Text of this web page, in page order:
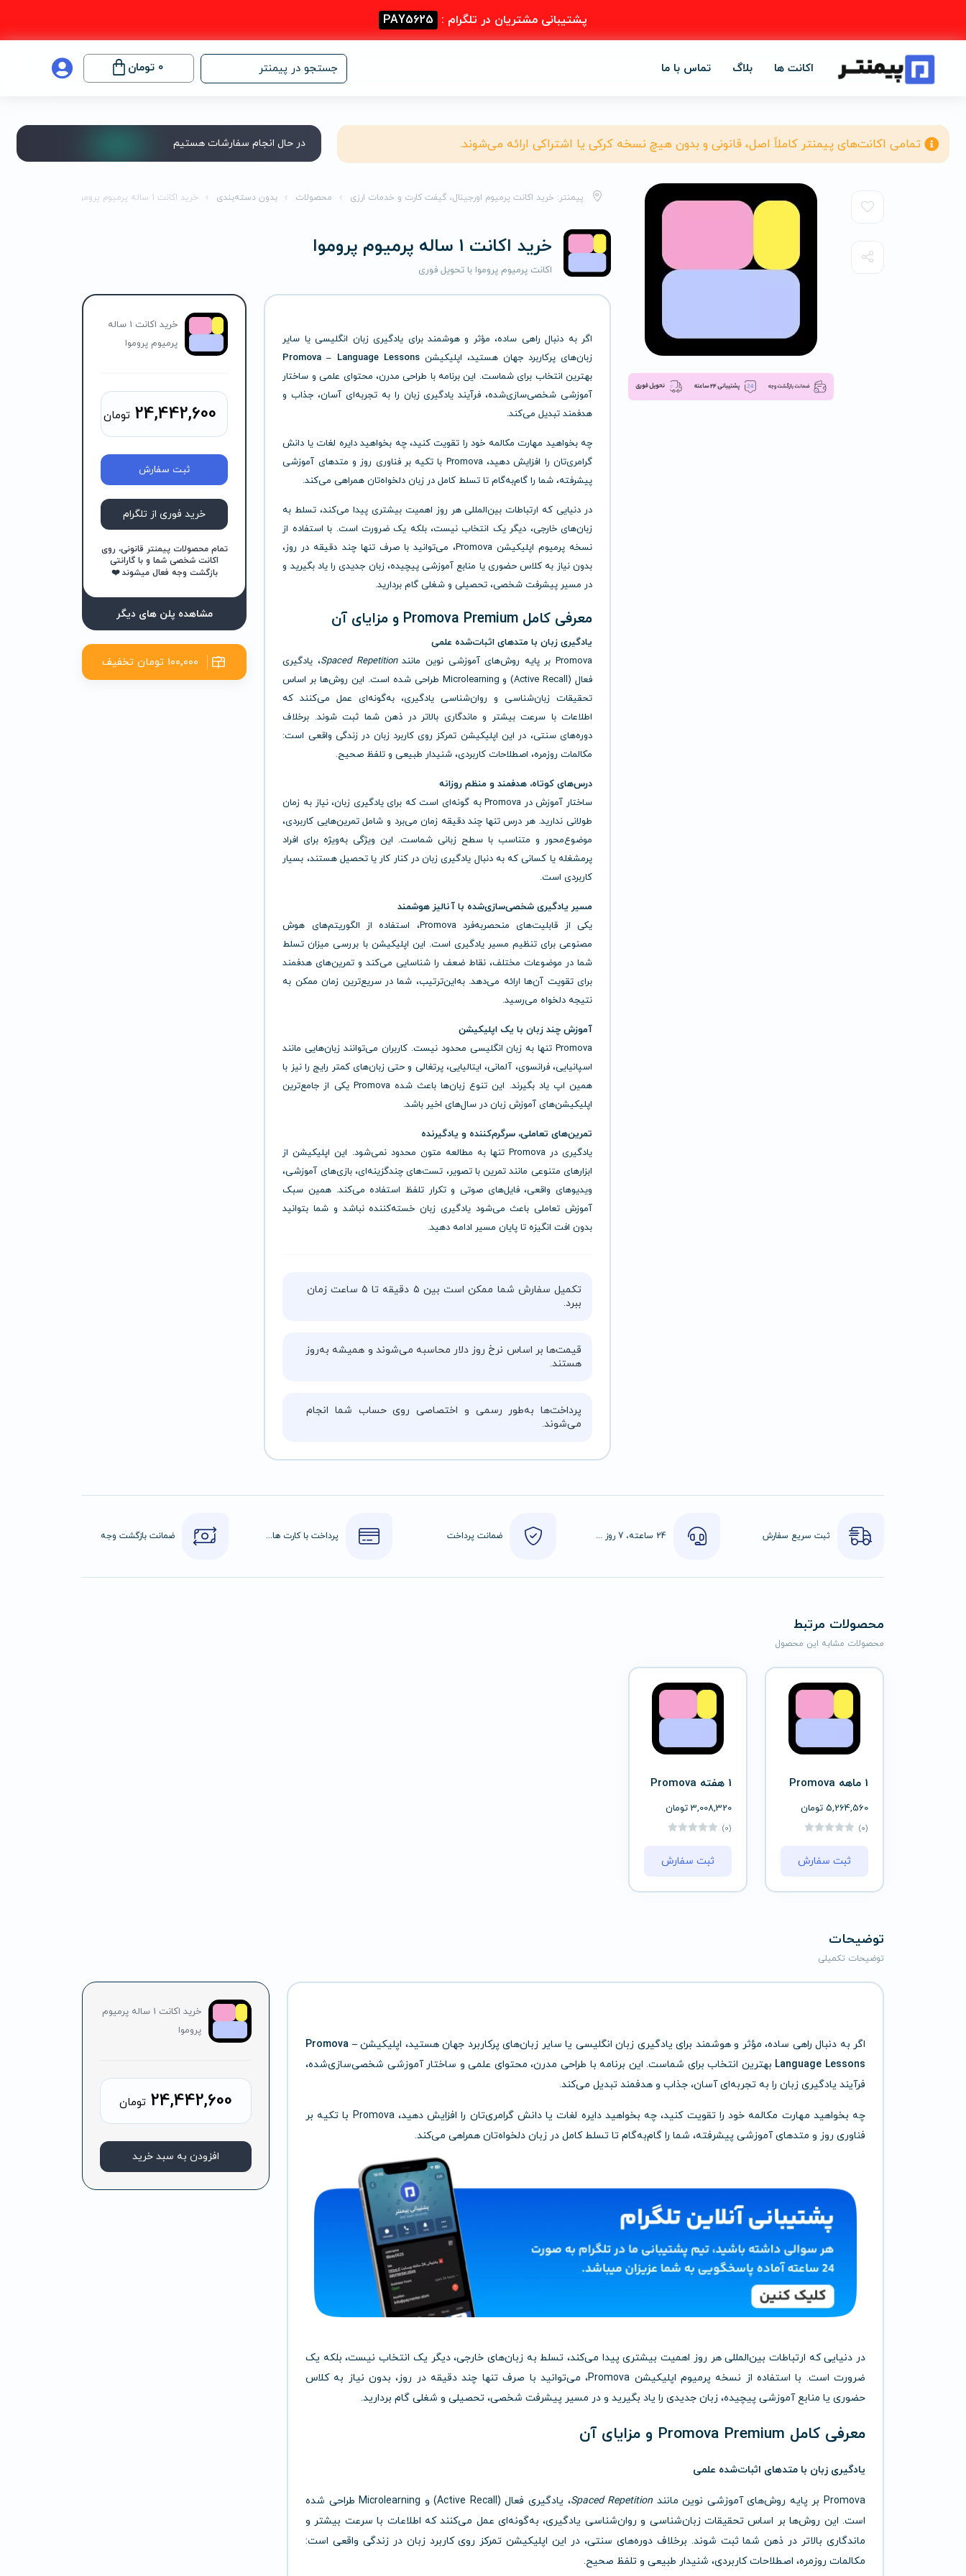
پشتیبانی مشتریان در تلگرام : PAY5625
اکانت ها بلاگ تماس با ما جستجو در پیمنتر 0 تومان
تمامی اکانت‌های پیمنتر کاملاً اصل، قانونی و بدون هیچ نسخه کرکی یا اشتراکی ارائه می‌شوند. در حال انجام سفارشات هستیم
پیمنتر: خرید اکانت پرمیوم اورجینال، گیفت کارت و خدمات ارزی محصولات بدون دسته‌بندی خرید اکانت 1 ساله پرمیوم پروموا
خرید اکانت 1 ساله پرمیوم پروموا
اکانت پرمیوم پروموا با تحویل فوری
اگر به دنبال راهی ساده، مؤثر و هوشمند برای یادگیری زبان انگلیسی یا سایر
زبان‌های پرکاربرد جهان هستید، اپلیکیشنPromova – Language Lessons
بهترین انتخاب برای شماست. این برنامه با طراحی مدرن، محتوای علمی و ساختار
آموزشی شخصی‌سازی‌شده، فرآیند یادگیری زبان را به تجربه‌ای آسان، جذاب و
هدفمند تبدیل می‌کند.
چه بخواهید مهارت مکالمه خود را تقویت کنید، چه بخواهید دایره لغات یا دانش
گرامری‌تان را افزایش دهید، Promova با تکیه بر فناوری روز و متدهای آموزشی
پیشرفته، شما را گام‌به‌گام تا تسلط کامل در زبان دلخواه‌تان همراهی می‌کند.
در دنیایی که ارتباطات بین‌المللی هر روز اهمیت بیشتری پیدا می‌کند، تسلط به
زبان‌های خارجی، دیگر یک انتخاب نیست، بلکه یک ضرورت است. با استفاده از
نسخه پرمیوم اپلیکیشن Promova، می‌توانید با صرف تنها چند دقیقه در روز،
بدون نیاز به کلاس حضوری یا منابع آموزشی پیچیده، زبان جدیدی را یاد بگیرید و
در مسیر پیشرفت شخصی، تحصیلی و شغلی گام بردارید.
معرفی کامل Promova Premium و مزایای آن
یادگیری زبان با متدهای اثبات‌شده علمی
Promova بر پایه روش‌های آموزشی نوین مانند
Spaced Repetition، یادگیری
فعال (Active Recall) و Microlearning طراحی شده است. این روش‌ها بر اساس
تحقیقات زبان‌شناسی و روان‌شناسی یادگیری، به‌گونه‌ای عمل می‌کنند که
اطلاعات با سرعت بیشتر و ماندگاری بالاتر در ذهن شما ثبت شوند. برخلاف
دوره‌های سنتی، در این اپلیکیشن تمرکز روی کاربرد زبان در زندگی واقعی است:
مکالمات روزمره، اصطلاحات کاربردی، شنیدار طبیعی و تلفظ صحیح.
درس‌های کوتاه، هدفمند و منظم روزانه
ساختار آموزش در Promova به گونه‌ای است که برای یادگیری زبان، نیاز به زمان
طولانی ندارید. هر درس تنها چند دقیقه زمان می‌برد و شامل تمرین‌هایی کاربردی،
موضوع‌محور و متناسب با سطح زبانی شماست. این ویژگی به‌ویژه برای افراد
پرمشغله یا کسانی که به دنبال یادگیری زبان در کنار کار یا تحصیل هستند، بسیار
کاربردی است.
مسیر یادگیری شخصی‌سازی‌شده با آنالیز هوشمند
یکی از قابلیت‌های منحصربه‌فرد Promova، استفاده از الگوریتم‌های هوش
مصنوعی برای تنظیم مسیر یادگیری است. این اپلیکیشن با بررسی میزان تسلط
شما در موضوعات مختلف، نقاط ضعف را شناسایی می‌کند و تمرین‌های هدفمند
برای تقویت آن‌ها ارائه می‌دهد. به‌این‌ترتیب، شما در سریع‌ترین زمان ممکن به
نتیجه دلخواه می‌رسید.
آموزش چند زبان با یک اپلیکیشن
Promova تنها به زبان انگلیسی محدود نیست. کاربران می‌توانند زبان‌هایی مانند
اسپانیایی، فرانسوی، آلمانی، ایتالیایی، پرتغالی و حتی زبان‌های کمتر رایج را نیز با
همین اپ یاد بگیرند. این تنوع زبان‌ها باعث شده Promova یکی از جامع‌ترین
اپلیکیشن‌های آموزش زبان در سال‌های اخیر باشد.
تمرین‌های تعاملی، سرگرم‌کننده و یادگیرنده
یادگیری در Promova تنها به مطالعه متون محدود نمی‌شود. این اپلیکیشن از
ابزارهای متنوعی مانند تمرین با تصویر، تست‌های چندگزینه‌ای، بازی‌های آموزشی،
ویدیوهای واقعی، فایل‌های صوتی و تکرار تلفظ استفاده می‌کند. همین سبک
آموزش تعاملی باعث می‌شود یادگیری زبان خسته‌کننده نباشد و شما بتوانید
بدون افت انگیزه تا پایان مسیر ادامه دهید.
تکمیل سفارش شما ممکن است بین ۵ دقیقه تا ۵ ساعت زمان
ببرد.
قیمت‌ها بر اساس نرخ روز دلار محاسبه می‌شوند و همیشه به‌روز
هستند.
پرداخت‌ها به‌طور رسمی و اختصاصی روی حساب شما انجام
می‌شوند.
خرید اکانت 1 ساله
پرمیوم پروموا
24,442,600 تومان
ثبت سفارش
خرید فوری از تلگرام
تمام محصولات پیمنتر قانونی، روی
اکانت شخصی شما و با گارانتی
بازگشت وجه فعال میشوند ❤️
مشاهده پلن های دیگر
۱۰۰٬۰۰۰ تومان تخفیف
ثبت سریع سفارش 24 ساعته، 7 روز هفته ضمانت پرداخت پرداخت با کارت های عضو شتاب ضمانت بازگشت وجه
محصولات مرتبط
محصولات مشابه این محصول
1 ماهه Promova
5,264,560 تومان
(0)
ثبت سفارش
1 هفته Promova
3,008,320 تومان
(0)
ثبت سفارش
توضیحات
توضیحات تکمیلی
اگر به دنبال راهی ساده، مؤثر و هوشمند برای یادگیری زبان انگلیسی یا سایر زبان‌های پرکاربرد جهان هستید، اپلیکیشنPromova –
Language Lessons بهترین انتخاب برای شماست. این برنامه با طراحی مدرن، محتوای علمی و ساختار آموزشی شخصی‌سازی‌شده،
فرآیند یادگیری زبان را به تجربه‌ای آسان، جذاب و هدفمند تبدیل می‌کند.
چه بخواهید مهارت مکالمه خود را تقویت کنید، چه بخواهید دایره لغات یا دانش گرامری‌تان را افزایش دهید، Promova با تکیه بر
فناوری روز و متدهای آموزشی پیشرفته، شما را گام‌به‌گام تا تسلط کامل در زبان دلخواه‌تان همراهی می‌کند.
در دنیایی که ارتباطات بین‌المللی هر روز اهمیت بیشتری پیدا می‌کند، تسلط به زبان‌های خارجی، دیگر یک انتخاب نیست، بلکه یک
ضرورت است. با استفاده از نسخه پرمیوم اپلیکیشن Promova، می‌توانید با صرف تنها چند دقیقه در روز، بدون نیاز به کلاس
حضوری یا منابع آموزشی پیچیده، زبان جدیدی را یاد بگیرید و در مسیر پیشرفت شخصی، تحصیلی و شغلی گام بردارید.
معرفی کامل Promova Premium و مزایای آن
یادگیری زبان با متدهای اثبات‌شده علمی
Promova بر پایه روش‌های آموزشی نوین مانند Spaced Repetition
، یادگیری فعال (Active Recall) و Microlearning طراحی شده
است. این روش‌ها بر اساس تحقیقات زبان‌شناسی و روان‌شناسی یادگیری، به‌گونه‌ای عمل می‌کنند که اطلاعات با سرعت بیشتر و
ماندگاری بالاتر در ذهن شما ثبت شوند. برخلاف دوره‌های سنتی، در این اپلیکیشن تمرکز روی کاربرد زبان در زندگی واقعی است:
مکالمات روزمره، اصطلاحات کاربردی، شنیدار طبیعی و تلفظ صحیح.
خرید اکانت 1 ساله پرمیوم
پروموا
24,442,600 تومان
افزودن به سبد خرید